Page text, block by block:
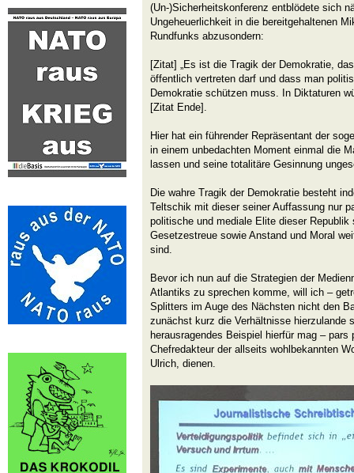
(Un-)Sicherheitskonferenz entblödete sich
Ungeheuerlichkeit in die bereitgehaltenen
Rundfunks abzusondern:
[Zitat] „Es ist die Tragik der Demokratie,
öffentlich vertreten darf und dass man
Demokratie schützen muss. In Diktaturen
[Zitat Ende].
Hier hat ein führender Repräsentant der
in einem unbedachten Moment einmal die
lassen und seine totalitäre Gesinnung
Die wahre Tragik der Demokratie besteht
Teltschik mit dieser seiner Auffassung nur
politische und mediale Elite dieser
Gesetzestreue sowie Anstand und Moral
sind.
Bevor ich nun auf die Strategien der
Atlantiks zu sprechen komme, will ich –
Splitters im Auge des Nächsten nicht den
zunächst kurz die Verhältnisse hierzulande
herausragendes Beispiel hierfür mag –
Chefredakteur der allseits wohlbekannten
Ulrich, dienen.